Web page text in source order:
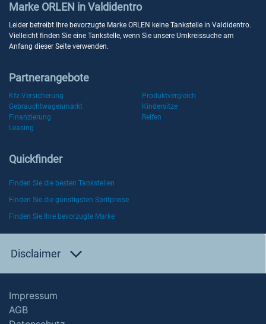
Marke ORLEN in Valdidentro
Leider betreibt Ihre bevorzugte Marke ORLEN keine Tankstelle in Valdidentro.
Vielleicht finden Sie eine Tankstelle, wenn Sie unsere Umkreissuche am
Anfang dieser Seite verwenden.
Partnerangebote
Kfz-Versicherung
Produktvergleich
Gebrauchtwagenmarkt
Kindersitze
Finanzierung
Reifen
Leasing
Quickfinder
Finden Sie die besten Tankstellen
Finden Sie die günstigsten Spritpreise
Finden Sie Ihre bevorzugte Marke
Disclaimer
Impressum
AGB